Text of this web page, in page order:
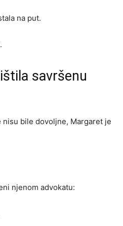
na put.
savršenu
nisu bile dovoljne, Margaret je
njenom advokatu: